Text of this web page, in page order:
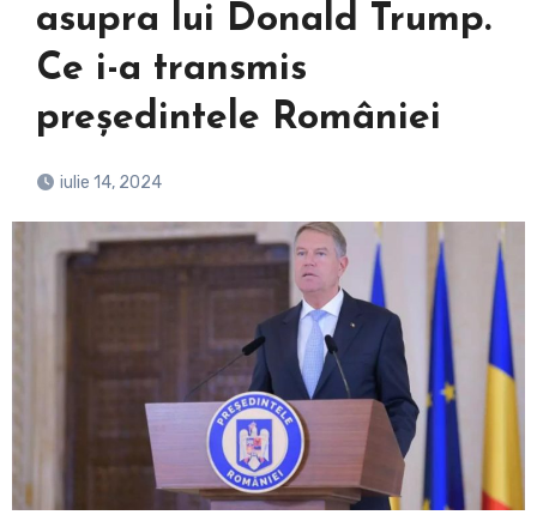
asupra lui Donald Trump.
Ce i-a transmis
președintele României
iulie 14, 2024